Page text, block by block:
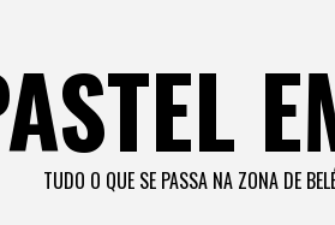
TUDO O QUE SE PASSA NA ZONA DE